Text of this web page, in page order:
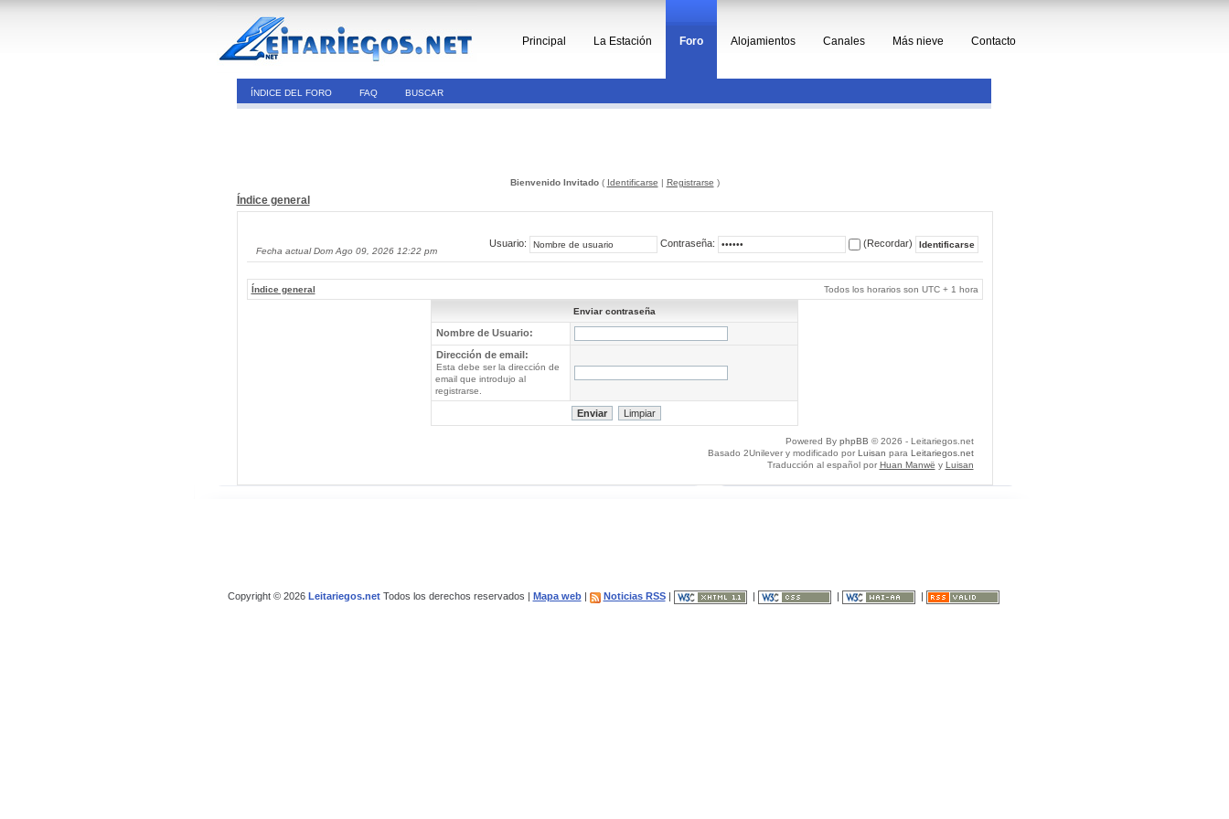
Principal La Estación Foro Alojamientos Canales Más nieve Contacto
ÍNDICE DEL FORO FAQ BUSCAR
Bienvenido Invitado( Identificarse | Registrarse )
Índice general
Fecha actual Dom Ago 09, 2026 12:22 pm
Usuario: Contraseña: (Recordar)
Índice general Todos los horarios son UTC + 1 hora
Enviar contraseña
Nombre de Usuario:
Dirección de email:
Esta debe ser la dirección de
email que introdujo al
registrarse.
Powered By phpBB © 2026 - Leitariegos.net
Basado 2Unilever y modificado por Luisan para Leitariegos.net
Traducción al español por Huan Manwë y Luisan
Copyright © 2026 Leitariegos.netTodos los derechos reservados | Mapa web| Noticias RSS|